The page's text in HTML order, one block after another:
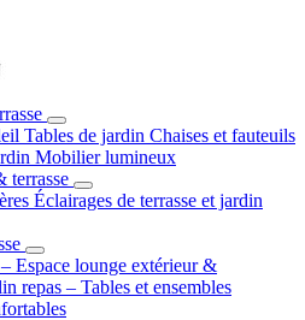
Tables de jardin Chaises et fauteuils
Mobilier lumineux
terrasse
Éclairages de terrasse et jardin
Espace lounge extérieur &
repas – Tables et ensembles